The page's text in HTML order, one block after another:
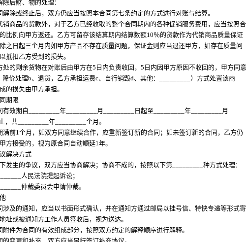
除后财、物的处理：
解除或终止后，双方仍应当按照本合同第七条约定的方式进行对账与结算。
销商品的货款外，对于乙方已经收取的整个合同期内的各种促销服务费用，应当按照合
比例向甲方返还。乙方可留存该结算期内结算数额10％的货款作为代销商品质量保证
之日起三个月内如甲方产品不存在质量问题，保证金则应当退还甲方，如存在质量问
抵扣乙方受到的损失。
处的剩余货物在对账后由甲方在5日内负责收回，5日内因甲方原因不收回的，甲方同意
降价处理b、退货，乙方承担运费c、自行销毁d、其他：_________）方式处置该商
的损失由甲方承担。
期限
有效期自_________年_________月_________日起至_________年_________月
，共_________年_________个月。
满前1个月，如双方同意继续合作，应重新签订新的合同；如未签订新的合同，乙方仍
方接受的，视为原合同自动顺延1年。
解决方式
发生的争议，双方应当协商解决；协商不成的，按照以下第_________种方式处理：
人民法院提起诉讼；
仲裁委员会申请仲裁。
涉及的通知，应当以书面形式确认，并在通知方通过邮局以挂号信、特快专递等形式寄
址或被通知方工作人员签收后，视为送达。
附件为合同的有效组成部分，按照双方约定的解释顺序进行解释。